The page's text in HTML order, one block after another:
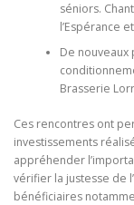
séniors.
l’Espérance
De nouveaux
Brasserie
Ces rencontres ont
investissements
appréhender
vérifier la justesse de
bénéficiaires